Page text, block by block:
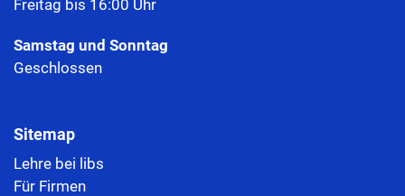
Freitag bis 16:00 Uhr
Samstag und Sonntag
Geschlossen
Sitemap
Lehre bei libs
Für Firmen